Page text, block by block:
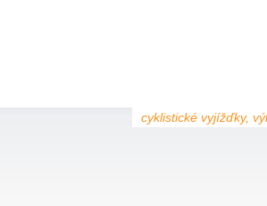
cyklistické vyjížďky,